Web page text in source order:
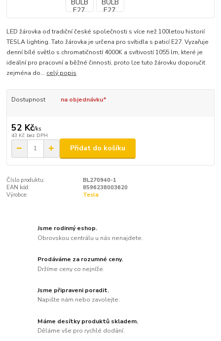
LED žárovka od tradiční české společnosti s více než 100letou historií
TESLA lighting. Tato žárovka je určena pro svítidla s paticí E27. Vyzařuje
denní bílé světlo s chromatičností 4000K a svítivostí 1055 lm, které je
ideální pro pracovní a běžné činnosti, proto lze tuto žárovku doporučit
zejména do... celý popis
Dostupnost na objednávku*
52 Kč/ks
43 Kč bez DPH
Přidat do košíku
Číslo produktu:
BL270940-1
EAN kód:
8596238003620
Výrobce:
Tesla
Jsme rodinný eshop.
Obrovskou centrálu u nás nenajdete.
Prodáváme za rozumné ceny.
Držíme ceny co nejníže.
Jsme připraveni poradit.
Napište nám nebo zavolejte.
Máme desítky produktů skladem.
Děláme vše pro rychlé dodání.